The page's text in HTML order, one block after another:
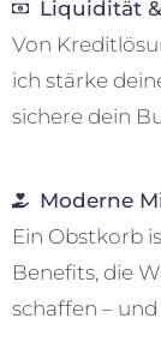
Liquidität
Von
ich stärke
sichere dein
Moderne
Ein Obstkorb
Benefits, die
schaffen –